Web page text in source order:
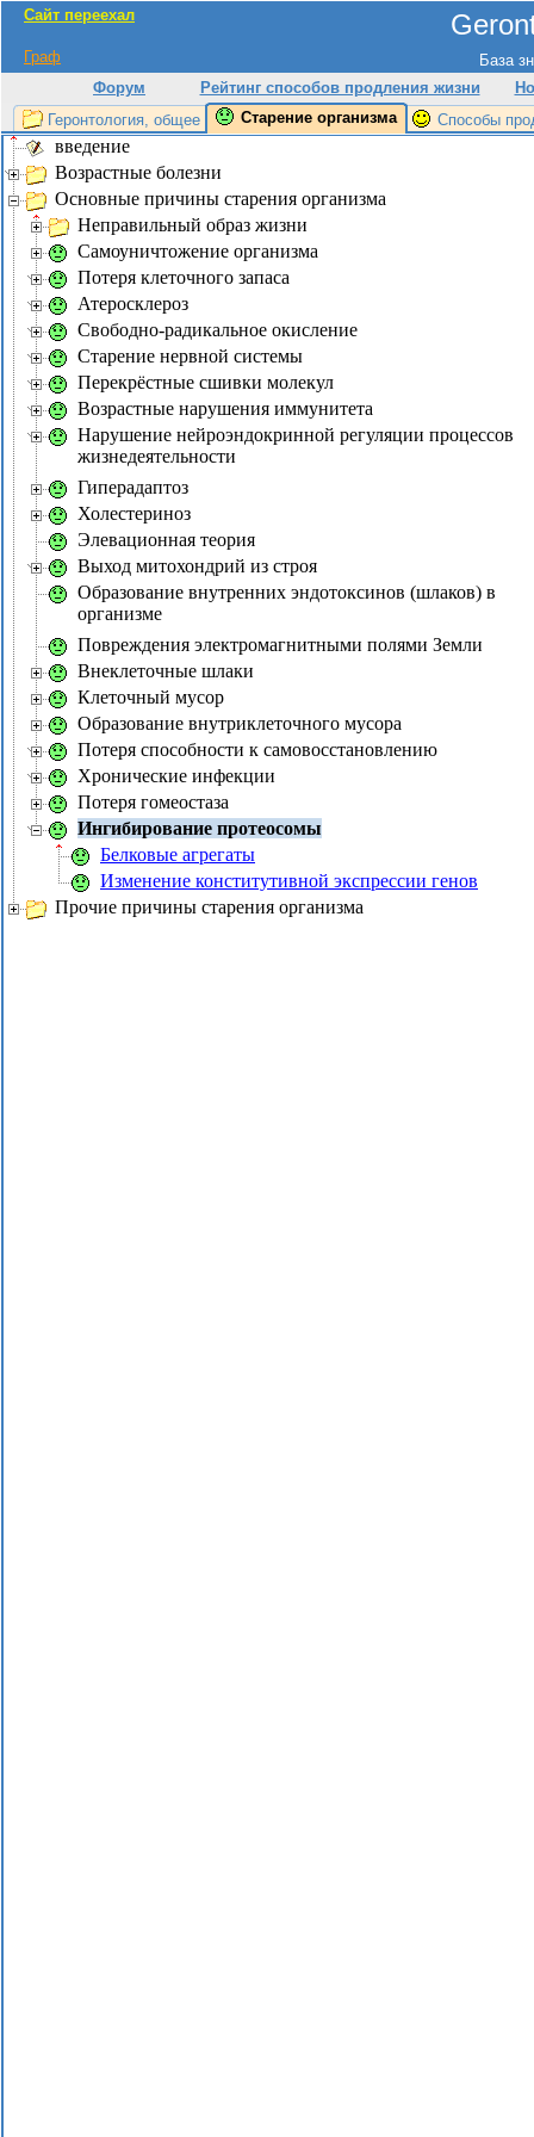
Сайт переехал
База
Граф
Форум
Рейтинг способов продления жизни
Геронтология, общее
Старение организма Способы
введение
Возрастные болезни
Основные причины старения организма
Неправильный образ жизни
Самоуничтожение организма
Потеря клеточного запаса
Атеросклероз
Свободно-радикальное окисление
Старение нервной системы
Перекрёстные сшивки молекул
Возрастные нарушения иммунитета
Нарушение нейроэндокринной регуляции процессов
жизнедеятельности
Гиперадаптоз
Холестериноз
Элевационная теория
Выход митохондрий из строя
Образование внутренних эндотоксинов (шлаков) в
организме
Повреждения электромагнитными полями Земли
Внеклеточные шлаки
Клеточный мусор
Образование внутриклеточного мусора
Потеря способности к самовосстановлению
Хронические инфекции
Потеря гомеостаза
Ингибирование протеосомы
Белковые агрегаты
Изменение конститутивной экспрессии генов
Прочие причины старения организма